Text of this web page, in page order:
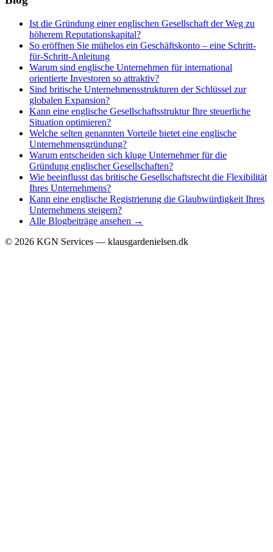
Ist die Gründung einer englischen Gesellschaft der Weg zu
höherem Reputationskapital?
So eröffnen Sie mühelos ein Geschäftskonto – eine Schritt-
für-Schritt-Anleitung
Warum sind englische Unternehmen für international
orientierte Investoren so attraktiv?
Sind britische Unternehmensstrukturen der Schlüssel zur
globalen Expansion?
Kann eine englische Gesellschaftsstruktur Ihre steuerliche
Situation optimieren?
Welche selten genannten Vorteile bietet eine englische
Unternehmensgründung?
Warum entscheiden sich kluge Unternehmer für die
Gründung englischer Gesellschaften?
Wie beeinflusst das britische Gesellschaftsrecht die Flexibilität
Ihres Unternehmens?
Kann eine englische Registrierung die Glaubwürdigkeit Ihres
Unternehmens steigern?
Alle Blogbeiträge ansehen →
© 2026 KGN Services — klausgardenielsen.dk